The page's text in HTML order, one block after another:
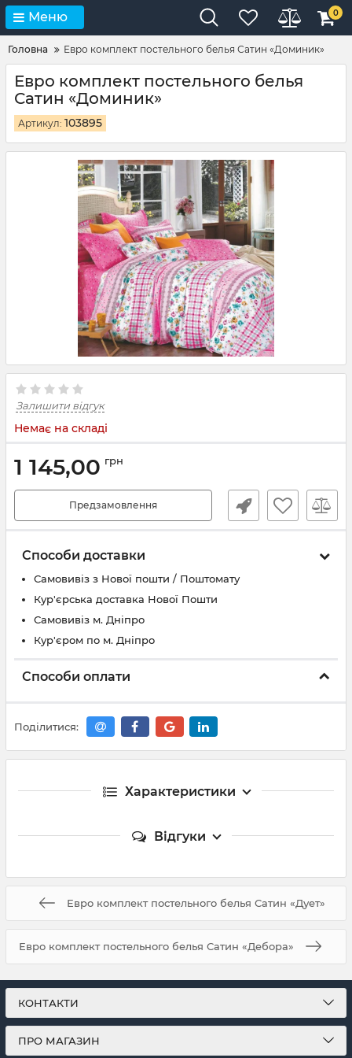
Меню 0
Головна Евро комплект постельного белья Сатин «Доминик»
Евро комплект постельного белья
Сатин «Доминик»
Артикул: 103895
Залишити відгук
Немає на складі
1 145,00 грн
Предзамовлення
Способи доставки
Самовивіз з Нової пошти / Поштомату
Кур'єрська доставка Нової Пошти
Самовивіз м. Дніпро
Кур'єром по м. Дніпро
Способи оплати
Поділитися:
Характеристики
Відгуки
Евро комплект постельного белья Сатин «Дует»
Евро комплект постельного белья Сатин «Дебора»
КОНТАКТИ
ПРО МАГАЗИН